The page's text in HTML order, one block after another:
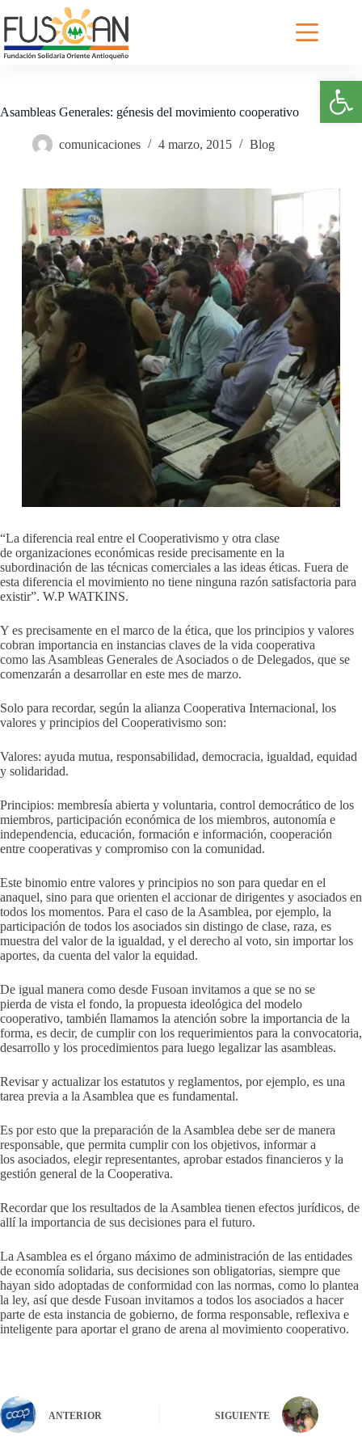
Abrir barra de herramientas
al
contenido
Asambleas Generales: génesis del movimiento cooperativo
comunicaciones 4 marzo, 2015 Blog
“La diferencia real entre el Cooperativismo y otra clase
de organizaciones económicas reside precisamente en la
subordinación de las técnicas comerciales a las ideas éticas. Fuera de
esta diferencia el movimiento no tiene ninguna razón satisfactoria para
existir”. W.P WATKINS.
Y es precisamente en el marco de la ética, que los principios y valores
cobran importancia en instancias claves de la vida cooperativa
como las Asambleas Generales de Asociados o de Delegados, que se
comenzarán a desarrollar en este mes de marzo.
Solo para recordar, según la alianza Cooperativa Internacional, los
valores y principios del Cooperativismo son:
Valores: ayuda mutua, responsabilidad, democracia, igualdad, equidad
y solidaridad.
Principios: membresía abierta y voluntaria, control democrático de los
miembros, participación económica de los miembros, autonomía e
independencia, educación, formación e información, cooperación
entre cooperativas y compromiso con la comunidad.
Este binomio entre valores y principios no son para quedar en el
anaquel, sino para que orienten el accionar de dirigentes y asociados en
todos los momentos. Para el caso de la Asamblea, por ejemplo, la
participación de todos los asociados sin distingo de clase, raza, es
muestra del valor de la igualdad, y el derecho al voto, sin importar los
aportes, da cuenta del valor la equidad.
De igual manera como desde Fusoan invitamos a que se no se
pierda de vista el fondo, la propuesta ideológica del modelo
cooperativo, también llamamos la atención sobre la importancia de la
forma, es decir, de cumplir con los requerimientos para la convocatoria,
desarrollo y los procedimientos para luego legalizar las asambleas.
Revisar y actualizar los estatutos y reglamentos, por ejemplo, es una
tarea previa a la Asamblea que es fundamental.
Es por esto que la preparación de la Asamblea debe ser de manera
responsable, que permita cumplir con los objetivos, informar a
los asociados, elegir representantes, aprobar estados financieros y la
gestión general de la Cooperativa.
Recordar que los resultados de la Asamblea tienen efectos jurídicos, de
allí la importancia de sus decisiones para el futuro.
La Asamblea es el órgano máximo de administración de las entidades
de economía solidaria, sus decisiones son obligatorias, siempre que
hayan sido adoptadas de conformidad con las normas, como lo plantea
la ley, así que desde Fusoan invitamos a todos los asociados a hacer
parte de esta instancia de gobierno, de forma responsable, reflexiva e
inteligente para aportar el grano de arena al movimiento cooperativo.
ANTERIOR SIGUIENTE